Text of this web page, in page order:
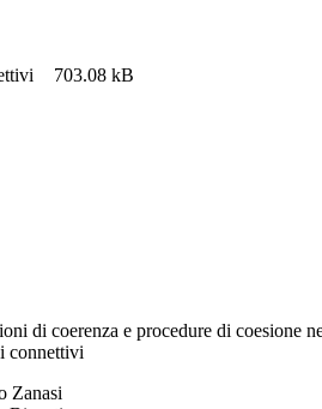
703.08 kB
di coerenza e procedure di coesione
connettivi
Zanasi